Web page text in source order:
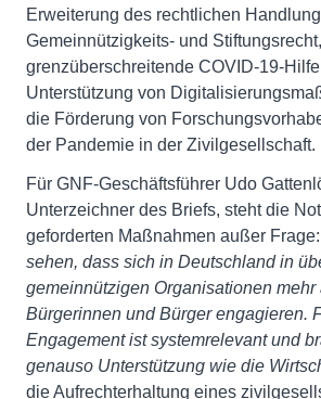
Erweiterung des rechtlichen
Gemeinnützigkeits- und Stiftungsrecht,
grenzüberschreitende COVID-19-
Unterstützung von
die Förderung von
der Pandemie in der Zivilgesellschaft.
Für GNF-Geschäftsführer Udo
Unterzeichner des Briefs, steht die
geforderten Maßnahmen außer Frage:
sehen, dass sich in Deutschland in
gemeinnützigen Organisationen
Bürgerinnen und Bürger engagieren.
Engagement ist systemrelevant und
genauso Unterstützung wie die
die Aufrechterhaltung eines